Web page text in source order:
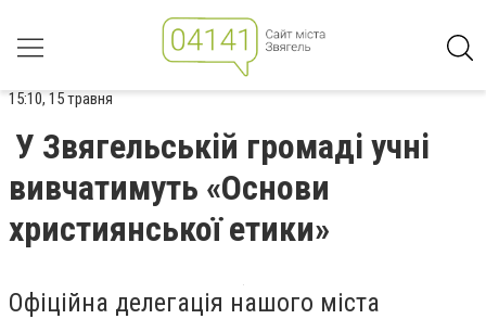
15:10, 15 травня
У Звягельській громаді учні
вивчатимуть «Основи
християнської етики»
Офіційна делегація нашого міста